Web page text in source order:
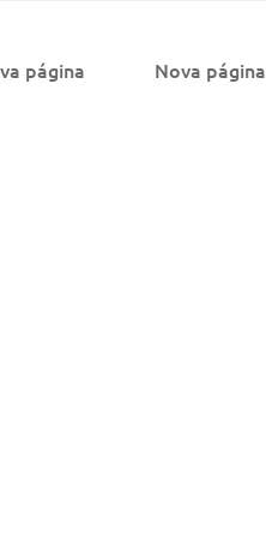
página Nova página